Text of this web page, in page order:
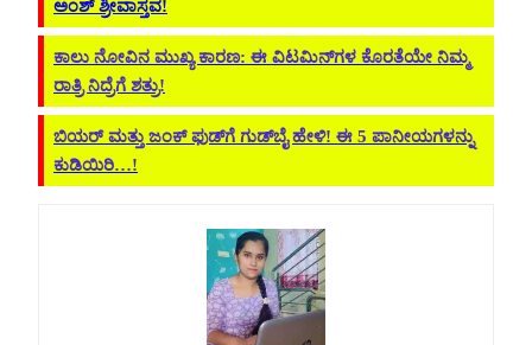
ಅಂಶ್ ಶ್ರೀವಾಸ್ತವ!
ಕಾಲು ನೋವಿನ ಮುಖ್ಯ ಕಾರಣ: ಈ ವಿಟಮಿನ್‌ಗಳ ಕೊರತೆಯೇ ನಿಮ್ಮ
ರಾತ್ರಿ ನಿದ್ರೆಗೆ ಶತ್ರು!
ಬಿಯರ್ ಮತ್ತು ಜಂಕ್ ಫುಡ್‌ಗೆ ಗುಡ್‌ಬೈ ಹೇಳಿ! ಈ 5 ಪಾನೀಯಗಳನ್ನು
ಕುಡಿಯಿರಿ…!